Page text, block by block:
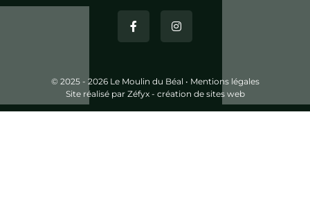
© 2025 - 2026 Le Moulin du Béal • Mentions légales
Site réalisé par Zéfyx - création de sites web